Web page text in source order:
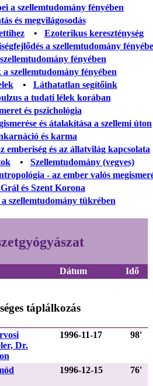
a szellemtudomány fényében
és megvilágosodás
• Ezoterikus kereszténység
a szellemtudomány
fényében
szellemtudomány fényében
• Láthatatlan segítőink
a tudati lélek korában
és pszichológia
és átalakítása a szellemi úton
és karma
emberiség és az állatvilág kapcsolata
• Szellemtudomány (vegyes)
- az ember valós
és Szent Korona
szellemtudomány tükrében
Dátum Idő
táplálkozás
Dr.
1996-11-17 98'
1996-12-15 76'